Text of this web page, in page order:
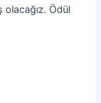
olacağız. Ödül